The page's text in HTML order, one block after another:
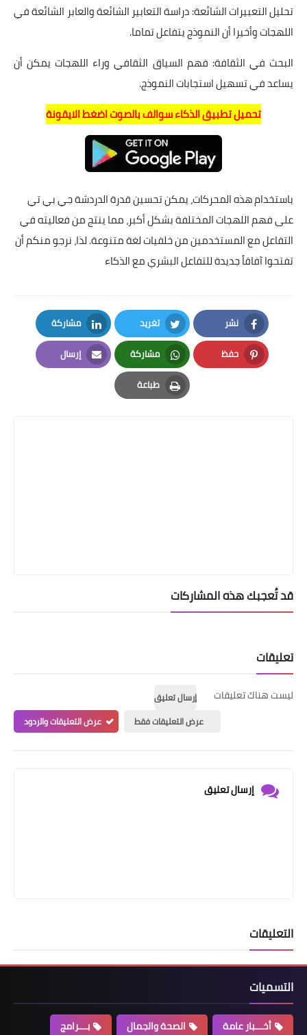
تحليل التعبيرات الشائعة: دراسة التعابير الشائعة والعابر الشائعة في
اللهجات وأخيرا أن النموذج يتفاعل تماما.
البحث في الثقافة: فهم السياق الثقافي وراء اللهجات يمكن أن
يساعد في تسهيل استجابات النموذج.
تحميل تطبيق الذكاء سوالف بالصوت اضغط الايقونة
باستخدام هذه المحركات، يمكن تحسين قدرة الدردشة جي بي تي
على فهم اللهجات المختلفة بشكل أكبر، مما ينتج من فعاليته في
التفاعل مع المستخدمين من خلفيات لغة متنوعة. لذا، نرجو منكم أن
تفتحوا آفاقاً جديدة للتفاعل البشري مع الذكاء
نشر
Facebook
تغريد
Twitter
مشاركة
LinkedIn
حفظ
Pinterest
مشاركة
Whatsapp
إرسال
Email
طباعة
Print
قد تُعجبك هذه المشاركات
تعليقات
ليست هناك تعليقات
إرسال تعليق
عرض التعليقات فقط
عرض التعليقات والردود
إرسال تعليق
التعليقات
التسميات
أخـــبار عامة الصحة والجمال بـــرامج